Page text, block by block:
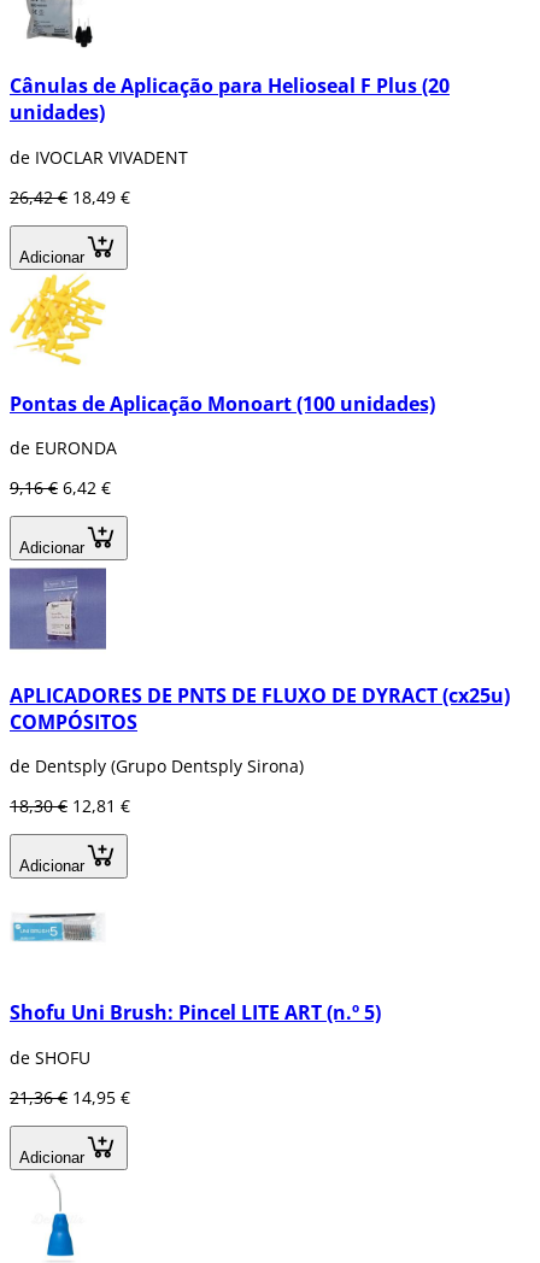
Cânulas de Aplicação para Helioseal F Plus (20
unidades)
de IVOCLAR VIVADENT
26,42 € 18,49 €
Adicionar
Pontas de Aplicação Monoart (100 unidades)
de EURONDA
9,16 € 6,42 €
Adicionar
APLICADORES DE PNTS DE FLUXO DE DYRACT (cx25u)
COMPÓSITOS
de Dentsply (Grupo Dentsply Sirona)
18,30 € 12,81 €
Adicionar
Shofu Uni Brush: Pincel LITE ART (n.º 5)
de SHOFU
21,36 € 14,95 €
Adicionar